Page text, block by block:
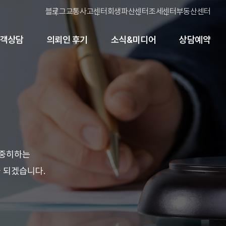
블로그교통사고센터 회생파산센터조세센터부동산센터
상담 의뢰인 후기 소식&미디어 상담예약
히하는
겠습니다.